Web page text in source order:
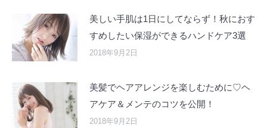
美しい手肌は1日にしてならず！秋におす
すめしたい保湿ができるハンドケア3選
2018年9月2日
美髪でヘアアレンジを楽しむために♡ヘ
アケア＆メンテのコツを公開！
2018年9月2日